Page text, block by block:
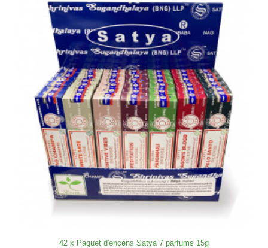
42 x Paquet d'encens Satya 7 parfums 15g